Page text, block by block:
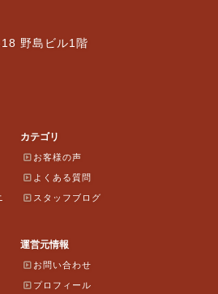
野島ビル1階
カテゴリ
お客様の声
よくある質問
スタッフブログ
運営元情報
お問い合わせ
プロフィール